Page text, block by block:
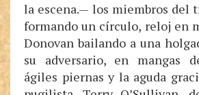
la escena.— los miembros del
formando un círculo, reloj en
Donovan bailando a una
su adversario, en mangas
ágiles piernas y la aguda